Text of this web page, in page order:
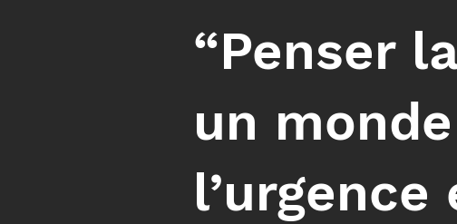
“Penser
un